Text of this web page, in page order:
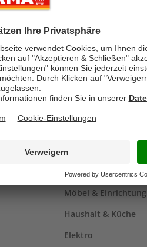
PRODUKTWELT
Aktionen
Baumarkt
Möbel & Einrichtung
Haushalt & Küche
Elektro